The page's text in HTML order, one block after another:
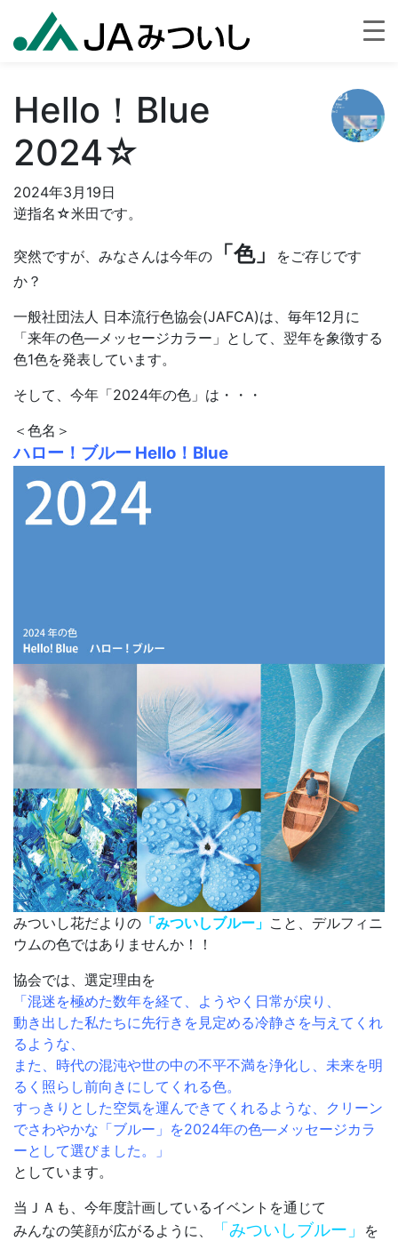
Hello！Blue
2024☆
2024年3月19日
逆指名☆米田です。
突然ですが、みなさんは今年の 「色」
をご存じです
か？
一般社団法人 日本流行色協会(JAFCA)は、毎年12月に
「来年の色—メッセージカラー」として、翌年を象徴する
色1色を発表しています。
そして、今年「2024年の色」は・・・
＜色名＞
ハロー！ブルー Hello！Blue
みついし花だよりの 「みついしブルー」 こと、デルフィニ
ウムの色ではありませんか！！
協会では、選定理由を
「混迷を極めた数年を経て、ようやく日常が戻り、
動き出した私たちに先行きを見定める冷静さを与えてくれ
るような、
また、時代の混沌や世の中の不平不満を浄化し、未来を明
るく照らし前向きにしてくれる色。
すっきりとした空気を運んできてくれるような、クリーン
でさわやかな「ブルー」を2024年の色―メッセージカラ
ーとして選びました。」
としています。
当ＪＡも、今年度計画しているイベントを通じて
みんなの笑顔が広がるように、
「みついしブルー」
を